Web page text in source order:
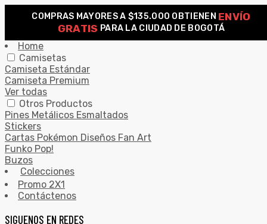
COMPRAS MAYORES A $135.000 OBTIENEN ENVÍO
GRATIS PARA LA CIUDAD DE BOGOTÁ
SEARCH
Home
Camisetas
Camiseta Estándar
Camiseta Premium
Ver todas
Otros Productos
Pines Metálicos Esmaltados
Stickers
Cartas Pokémon Diseños Fan Art
Funko Pop!
Buzos
Colecciones
Promo 2X1
Contáctenos
SIGUENOS EN REDES